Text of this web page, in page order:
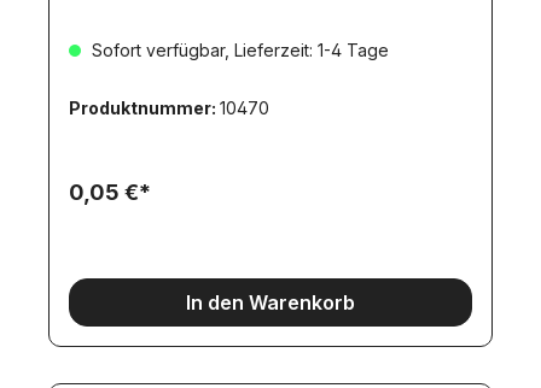
Sofort verfügbar, Lieferzeit: 1-4 Tage
Produktnummer: 10470
0,05 €*
In den Warenkorb